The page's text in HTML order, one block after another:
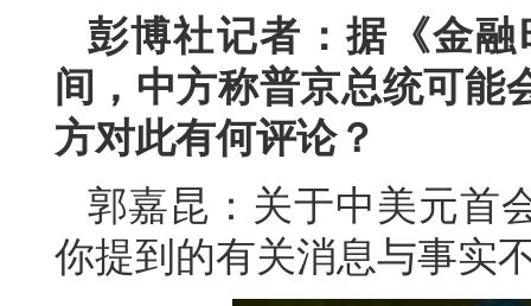
彭博社记者：据《金
间，中方称普京总统可能
方对此有何评论？
郭嘉昆：关于中美元首
你提到的有关消息与事实